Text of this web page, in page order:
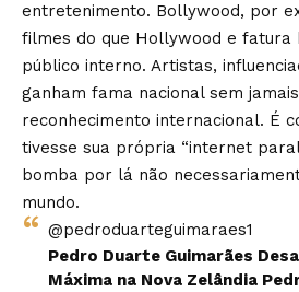
entretenimento. Bollywood, por
filmes do que Hollywood e fatura
público interno. Artistas,
ganham fama nacional sem
reconhecimento internacional. É
tivesse sua própria “internet
bomba por lá não
mundo.
@pedroduarteguimaraes1
Pedro Duarte Guimarães
Máxima na Nova Zelândia